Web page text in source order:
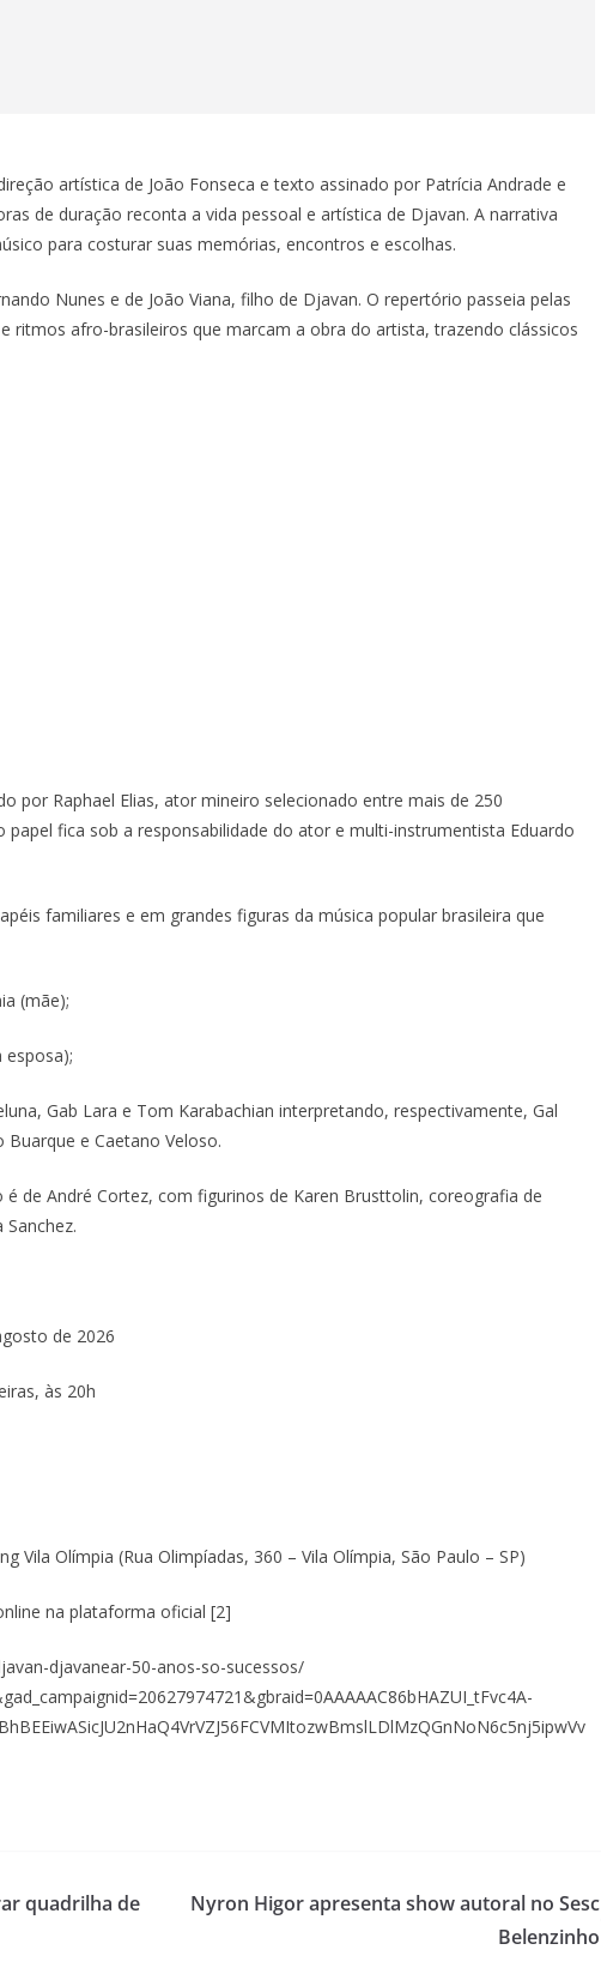
artística de João Fonseca e texto assinado por Patrícia Andrade e
de duração reconta a vida pessoal e artística de Djavan. A narrativa
para costurar suas memórias, encontros e escolhas.
Nunes e de João Viana, filho de Djavan. O repertório passeia pelas
ritmos afro-brasileiros que marcam a obra do artista, trazendo clássicos
por Raphael Elias, ator mineiro selecionado entre mais de 250
papel fica sob a responsabilidade do ator e multi-instrumentista Eduardo
familiares e em grandes figuras da música popular brasileira que
(mãe);
esposa);
Gab Lara e Tom Karabachian interpretando, respectivamente, Gal
e Caetano Veloso.
de André Cortez, com figurinos de Karen Brusttolin, coreografia de
de 2026
às 20h
Vila Olímpia (Rua Olimpíadas, 360 – Vila Olímpia, São Paulo – SP)
na plataforma oficial [2]
djavanear-50-anos-so-sucessos/
quadrilha de
Nyron Higor apresenta show autoral no Sesc
Belenzinho